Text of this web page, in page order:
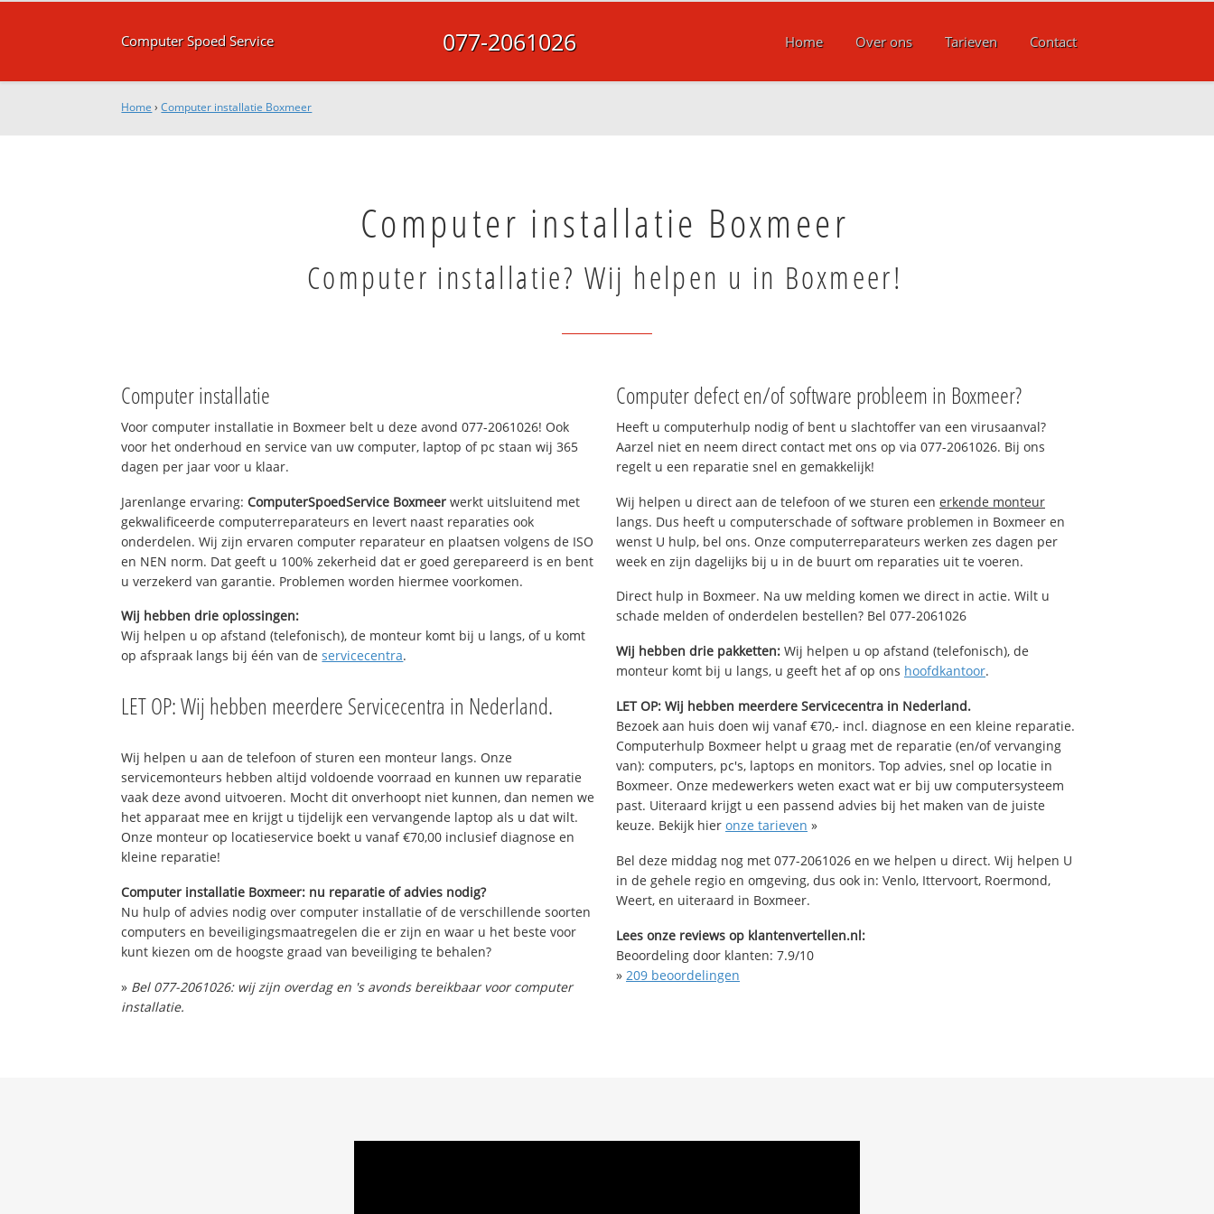
Computer Spoed Service 077-2061026 Home Over ons Tarieven Contact
Home ›Computer installatie Boxmeer
Computer installatie Boxmeer
Computer installatie? Wij helpen u in Boxmeer!
Computer installatie
Voor computer installatie in Boxmeer belt u deze avond 077-2061026! Ook
voor het onderhoud en service van uw computer, laptop of pc staan wij 365
dagen per jaar voor u klaar.
Jarenlange ervaring:ComputerSpoedService Boxmeer werkt uitsluitend met
gekwalificeerde computerreparateurs en levert naast reparaties ook
onderdelen. Wij zijn ervaren computer reparateur en plaatsen volgens de ISO
en NEN norm. Dat geeft u 100% zekerheid dat er goed gerepareerd is en bent
u verzekerd van garantie. Problemen worden hiermee voorkomen.
Wij hebben drie oplossingen:
Wij helpen u op afstand (telefonisch), de monteur komt bij u langs, of u komt
op afspraak langs bij één van deservicecentra.
LET OP: Wij hebben meerdere Servicecentra in Nederland.
Wij helpen u aan de telefoon of sturen een monteur langs. Onze
servicemonteurs hebben altijd voldoende voorraad en kunnen uw reparatie
vaak deze avond uitvoeren. Mocht dit onverhoopt niet kunnen, dan nemen we
het apparaat mee en krijgt u tijdelijk een vervangende laptop als u dat wilt.
Onze monteur op locatieservice boekt u vanaf €70,00 inclusief diagnose en
kleine reparatie!
Computer installatie Boxmeer: nu reparatie of advies nodig?
Nu hulp of advies nodig over computer installatie of de verschillende soorten
computers en beveiligingsmaatregelen die er zijn en waar u het beste voor
kunt kiezen om de hoogste graad van beveiliging te behalen?
» Bel 077-2061026: wij zijn overdag en 's avonds bereikbaar voor computer
installatie.
Computer defect en/of software probleem in Boxmeer?
Heeft u computerhulp nodig of bent u slachtoffer van een virusaanval?
Aarzel niet en neem direct contact met ons op via 077-2061026. Bij ons
regelt u een reparatie snel en gemakkelijk!
Wij helpen u direct aan de telefoon of we sturen een erkende monteur
langs. Dus heeft u computerschade of software problemen in Boxmeer en
wenst U hulp, bel ons. Onze computerreparateurs werken zes dagen per
week en zijn dagelijks bij u in de buurt om reparaties uit te voeren.
Direct hulp in Boxmeer. Na uw melding komen we direct in actie. Wilt u
schade melden of onderdelen bestellen? Bel 077-2061026
Wij hebben drie pakketten: Wij helpen u op afstand (telefonisch), de
monteur komt bij u langs, u geeft het af op ons hoofdkantoor.
LET OP: Wij hebben meerdere Servicecentra in Nederland.
Bezoek aan huis doen wij vanaf €70,- incl. diagnose en een kleine reparatie.
Computerhulp Boxmeer helpt u graag met de reparatie (en/of vervanging
van): computers, pc's, laptops en monitors. Top advies, snel op locatie in
Boxmeer. Onze medewerkers weten exact wat er bij uw computersysteem
past. Uiteraard krijgt u een passend advies bij het maken van de juiste
keuze. Bekijk hier onze tarieven »
Bel deze middag nog met 077-2061026 en we helpen u direct. Wij helpen U
in de gehele regio en omgeving, dus ook in: Venlo, Ittervoort, Roermond,
Weert, en uiteraard in Boxmeer.
Lees onze reviews op klantenvertellen.nl:
Beoordeling door klanten: 7.9/10
» 209 beoordelingen